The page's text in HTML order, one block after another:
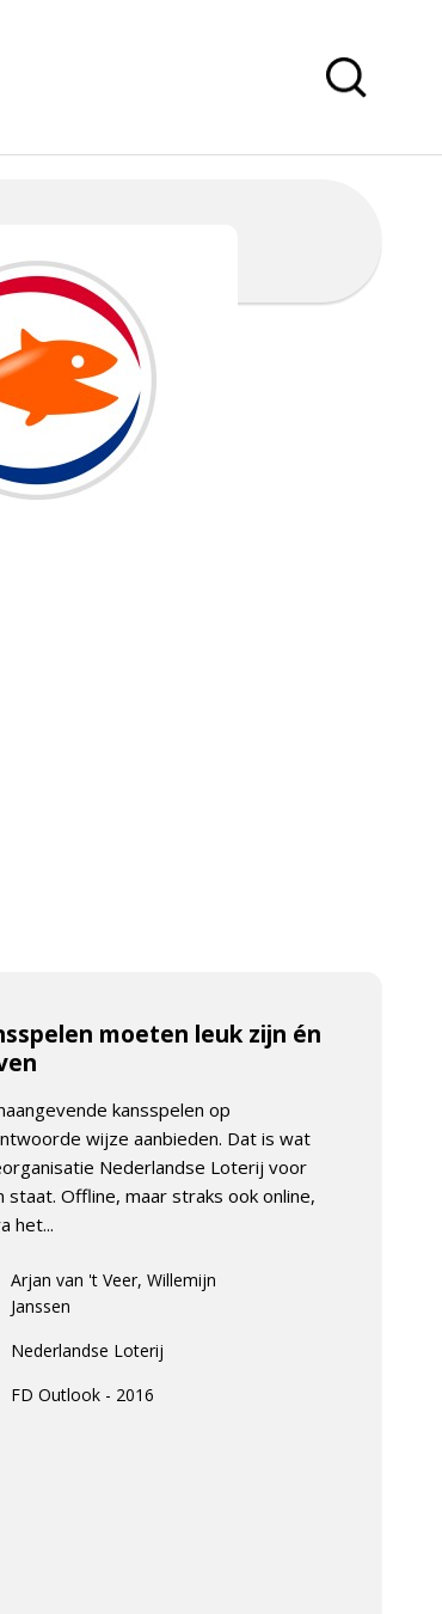
moeten leuk zijn én
kansspelen op
wijze aanbieden. Dat is wat
Nederlandse Loterij voor
staat. Offline, maar straks ook online,
het...
Arjan van 't Veer, Willemijn
Janssen
Nederlandse Loterij
FD Outlook - 2016